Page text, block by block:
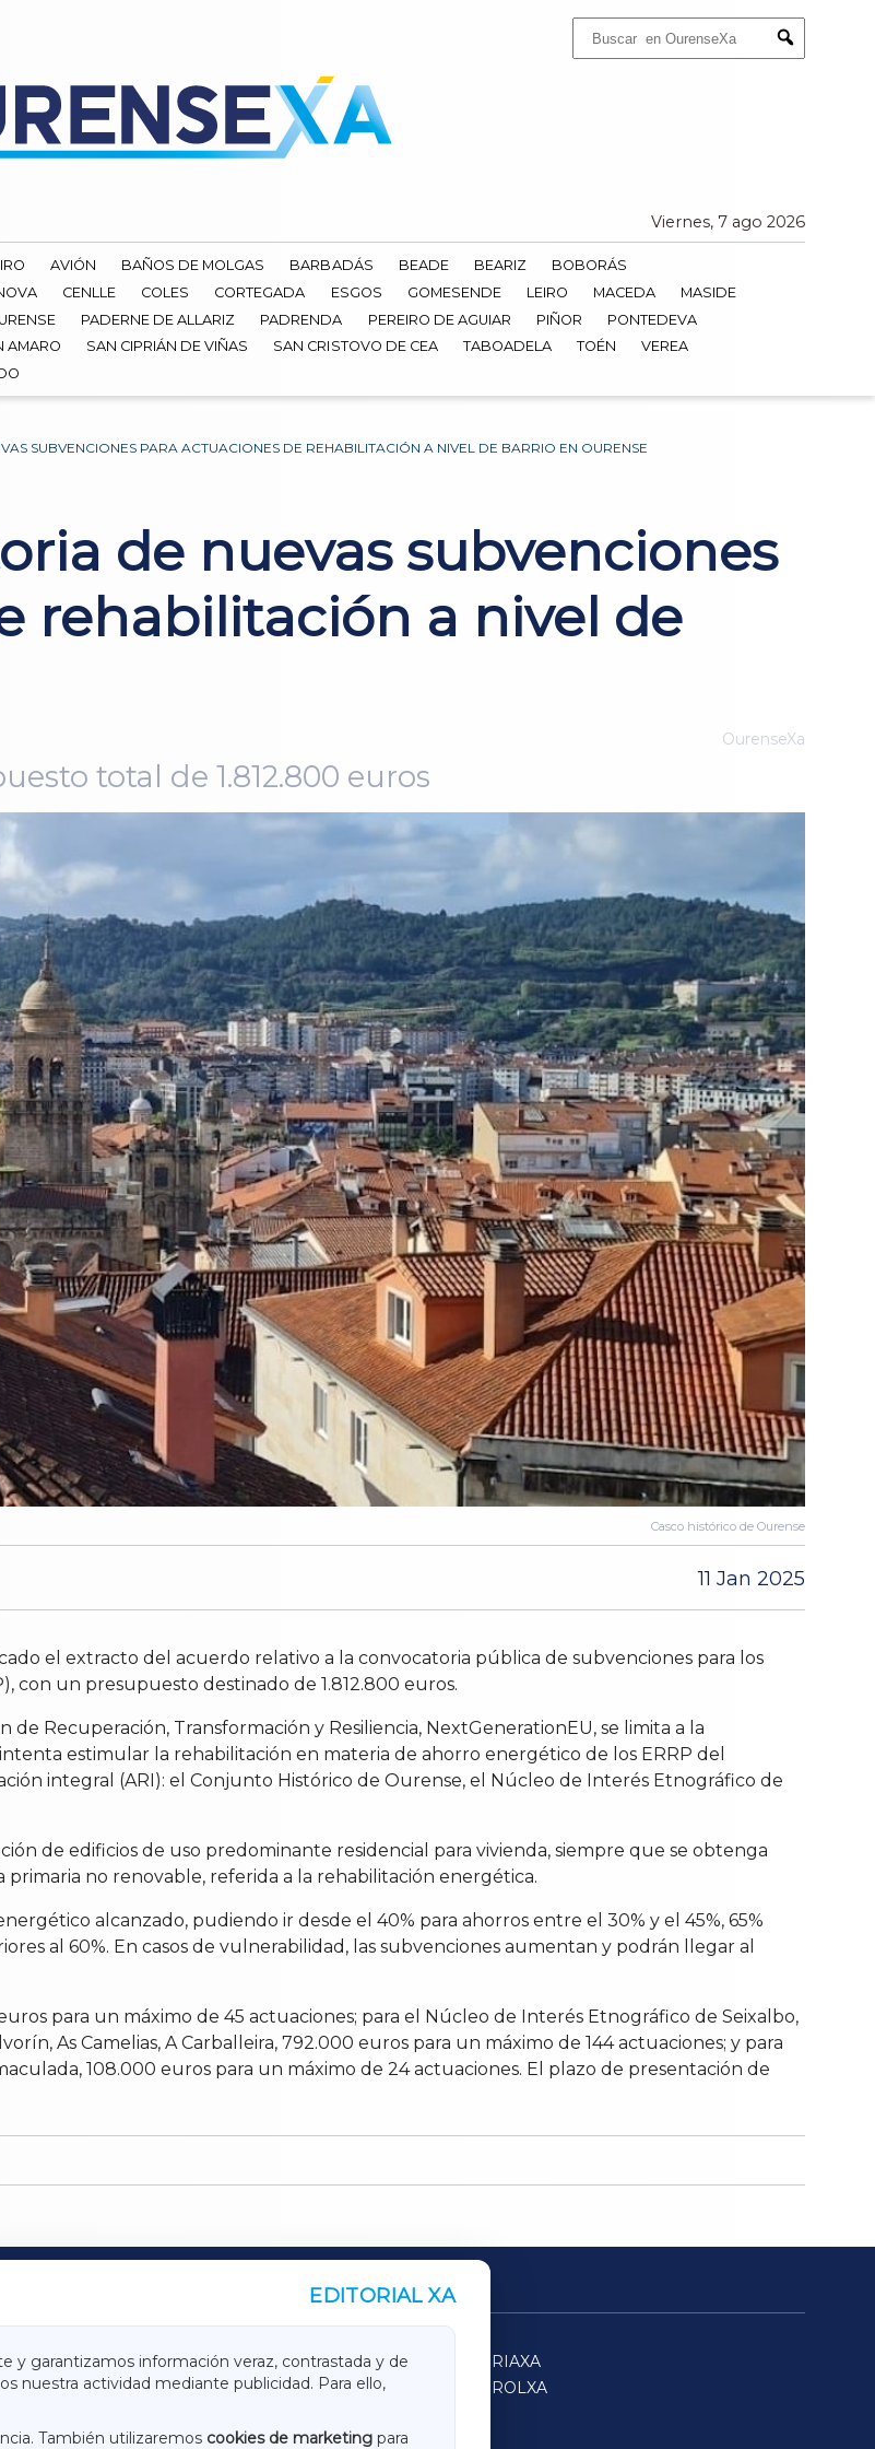
Submit
Viernes, 7 ago 2026
AVIÓN BAÑOS DE MOLGAS BARBADÁS BEADE BEARIZ
BOBORÁS
CENLLE COLES CORTEGADA ESGOS GOMESENDE LEIRO MACEDA
MASIDE
PADERNE DE ALLARIZ PADRENDA PEREIRO DE AGUIAR PIÑOR
PONTEDEVA
AMARO SAN CIPRIÁN DE VIÑAS SAN CRISTOVO DE CEA TABOADELA TOÉN
VEREA
SUBVENCIONES PARA ACTUACIONES DE REHABILITACIÓN A NIVEL DE BARRIO EN OURENSE
de nuevas subvenciones
rehabilitación a nivel de
OurenseXa
total de 1.812.800 euros
Casco histórico de Ourense
11 Jan 2025
el extracto del acuerdo relativo a la convocatoria pública de subvenciones para los
con un presupuesto destinado de 1.812.800 euros.
Recuperación, Transformación y Resiliencia, NextGenerationEU, se limita a la
estimular la rehabilitación en materia de ahorro energético de los ERRP del
integral (ARI): el Conjunto Histórico de Ourense, el Núcleo de Interés Etnográfico de
de edificios de uso predominante residencial para vivienda, siempre que se obtenga
no renovable, referida a la rehabilitación energética.
alcanzado, pudiendo ir desde el 40% para ahorros entre el 30% y el 45%, 65%
al 60%. En casos de vulnerabilidad, las subvenciones aumentan y podrán llegar al
para un máximo de 45 actuaciones; para el Núcleo de Interés Etnográfico de Seixalbo,
As Camelias, A Carballeira, 792.000 euros para un máximo de 144 actuaciones; y para
108.000 euros para un máximo de 24 actuaciones. El plazo de presentación de
EDITORIAL XA
y garantizamos información veraz, contrastada y de
nuestra actividad mediante publicidad. Para ello,
También utilizaremos cookies de marketing para
TERRACHAXA
SARRIAXA
ACORUÑAXA
FERROLXA